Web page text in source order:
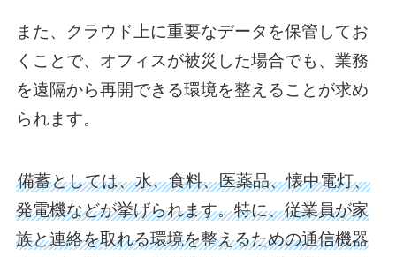
また、クラウド上に重要なデータを保管してお
くことで、オフィスが被災した場合でも、業務
を遠隔から再開できる環境を整えることが求め
られます。
備蓄としては、水、食料、医薬品、懐中電灯、
発電機などが挙げられます。特に、従業員が家
族と連絡を取れる環境を整えるための通信機器